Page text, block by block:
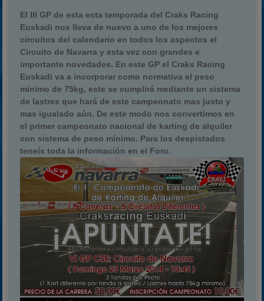
El III GPde esta esta temporada delCraks Racing
Euskadi nos lleva de nuevo a uno de los mejores
circuitos del calendario en todos los aspectos el
Circuito de Navarra y esta vez con grandes e
importante novedades. En este GP el Craks Racing
Euskadi va a incorporar como normativa el peso
mínimo de 75kg, este se cumplirá mediante un sistema
de lastres que hará de este campeonato mas justo y
mas igualado aún. De este modo nos convertimos en
el primer campeonato nacional de karting de alquiler
con sistema de peso mínimo. Para los despistados
teneís toda la información en el Foro.